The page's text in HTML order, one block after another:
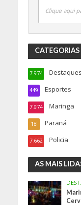
Clique aqui
CATEGORIAS
7.974
Esportes
449
Maringa
7.974
Paraná
18
Policia
7.662
AS MAIS